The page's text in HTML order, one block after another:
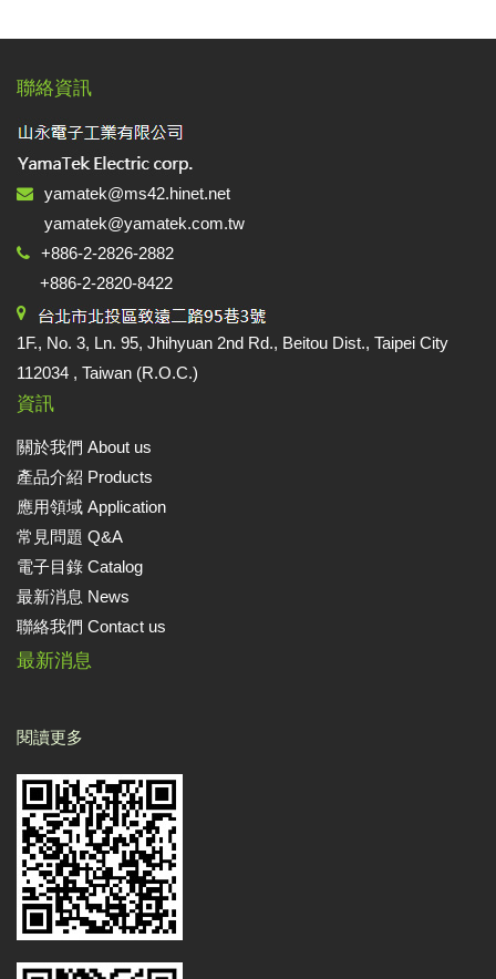
聯絡資訊
yamatek@ms42.hinet.net
yamatek@yamatek.com.tw
+886-2-2826-2882
+886-2-2820-8422
1F., No. 3, Ln. 95, Jhihyuan 2nd Rd., Beitou Dist., Taipei City
112034 , Taiwan (R.O.C.)
資訊
關於我們 About us
產品介紹 Products
應用領域 Application
常見問題 Q&A
電子目錄 Catalog
最新消息 News
聯絡我們 Contact us
最新消息
閱讀更多